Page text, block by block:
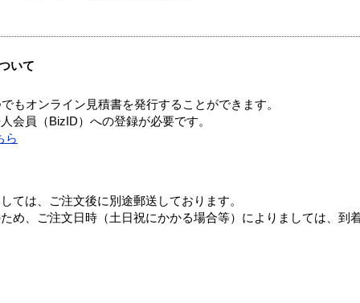
いて
もオンライン見積書を発行することができます。
会員（BizID）への登録が必要です。
ら
ては、ご注文後に別途郵送しております。
め、ご注文日時（土日祝にかかる場合等）によりましては、到